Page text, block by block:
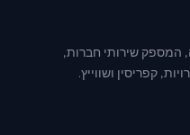
המספק שירותי חברות,
קפריסין ושווייץ.